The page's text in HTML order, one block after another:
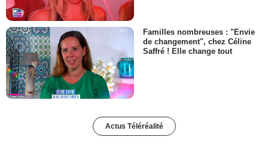
Familles nombreuses : "Envie
de changement", chez Céline
Saffré ! Elle change tout
Actus Téléréalité